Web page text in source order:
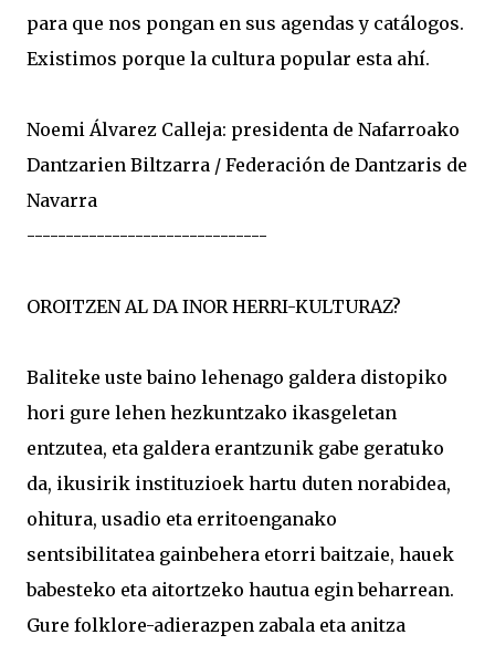
para que nos pongan en sus agendas y catálogos.
Existimos porque la cultura popular esta ahí.
Noemi Álvarez Calleja: presidenta de Nafarroako
Dantzarien Biltzarra / Federación de Dantzaris de
Navarra
-------------------------------
OROITZEN AL DA INOR HERRI-KULTURAZ?
Baliteke uste baino lehenago galdera distopiko
hori gure lehen hezkuntzako ikasgeletan
entzutea, eta galdera erantzunik gabe geratuko
da, ikusirik instituzioek hartu duten norabidea,
ohitura, usadio eta erritoenganako
sentsibilitatea gainbehera etorri baitzaie, hauek
babesteko eta aitortzeko hautua egin beharrean.
Gure folklore-adierazpen zabala eta anitza